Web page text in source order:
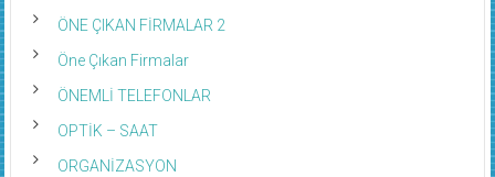
ÖNE ÇIKAN FİRMALAR 2
Öne Çıkan Firmalar
ÖNEMLİ TELEFONLAR
OPTİK – SAAT
ORGANİZASYON